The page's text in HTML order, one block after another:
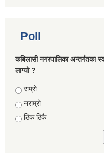
Poll
कबिलासी नगरपालिका अन्तर्गतका
लाग्यो ?
Choices
राम्रो
नराम्रो
ठिक ठिकै